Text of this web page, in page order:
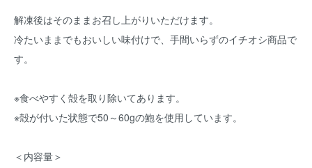
解凍後はそのままお召し上がりいただけます。
冷たいままでもおいしい味付けで、手間いらずのイチオシ商品で
す。
※食べやすく殻を取り除いてあります。
※殻が付いた状態で50～60gの鮑を使用しています。
＜内容量＞